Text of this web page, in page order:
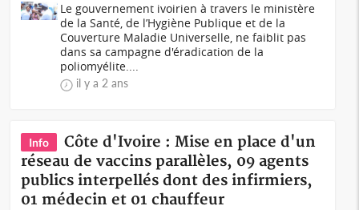
Le gouvernement ivoirien à travers le ministère
de la Santé, de l’Hygiène Publique et de la
Couverture Maladie Universelle, ne faiblit pas
dans sa campagne d'éradication de la
poliomyélite....
il y a 2 ans
Info
Côte d'Ivoire : Mise en place d'un
réseau de vaccins parallèles, 09 agents
publics interpellés dont des infirmiers,
01 médecin et 01 chauffeur